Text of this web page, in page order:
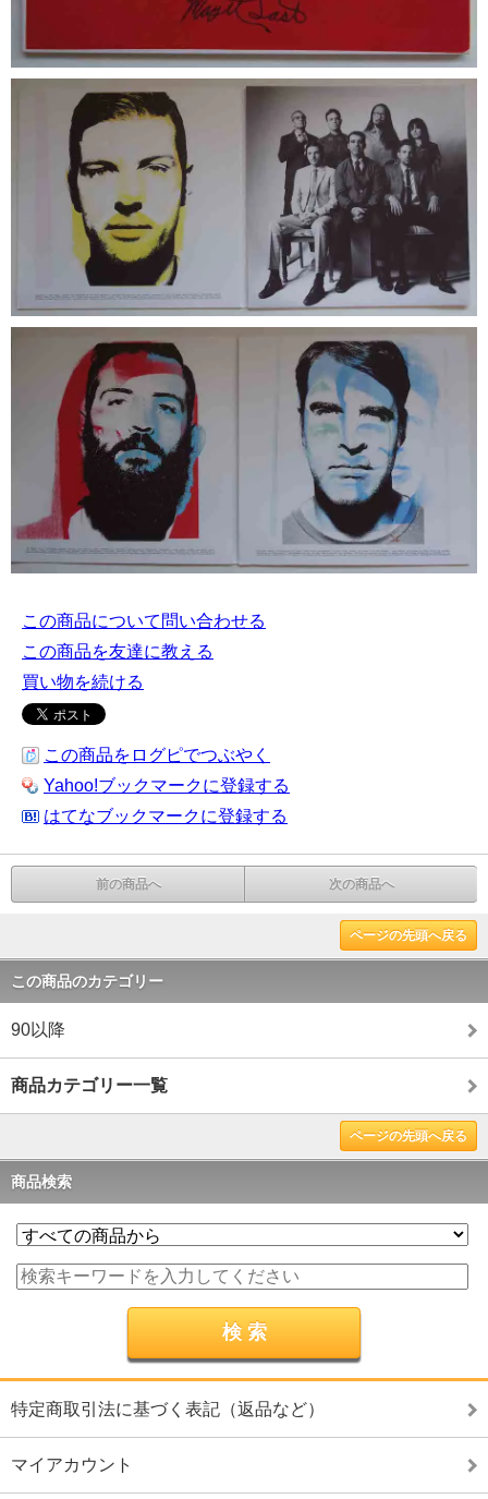
この商品について問い合わせる
この商品を友達に教える
買い物を続ける
この商品をログピでつぶやく
Yahoo!ブックマークに登録する
はてなブックマークに登録する
前の商品へ 次の商品へ
ページの先頭へ戻る
この商品のカテゴリー
90以降
商品カテゴリー一覧
ページの先頭へ戻る
商品検索
特定商取引法に基づく表記（返品など）
マイアカウント